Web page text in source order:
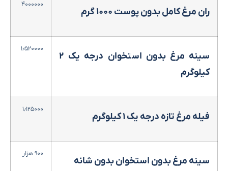
ران مرغ کامل بدون پوست ۱۰۰۰ گرم
۴۰۰۰۰۰۰
سینه مرغ بدون استخوان درجه یک ۲
کیلوگرم
۱٫۵۲۰۰۰۰
فیله مرغ تازه درجه یک ۱ کیلوگرم
۱٫۱۲۵۰۰۰
سینه مرغ بدون استخوان بدون شانه
۹۰۰ هزار